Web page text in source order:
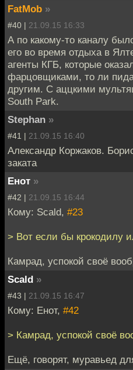
FatMob »
#40 | 21.09.15 16:33
А по какому-то каналу
его во время отдыха в
агенты КГБ, которые
фарцовщиками, то ли
другим. С аццкими
South Park.
Stephan »
#41 | 21.09.15 16:40
Александр Коржаков.
заката
Енот »
#42 | 21.09.15 16:44
Кому: Scald, #23
> Вот если бы крокодилу
Камрад, успокой своё
Scald »
#43 | 21.09.15 16:47
Кому: Енот, #42
> Камрад, успокой своё
Ещё, говорят, муравьед